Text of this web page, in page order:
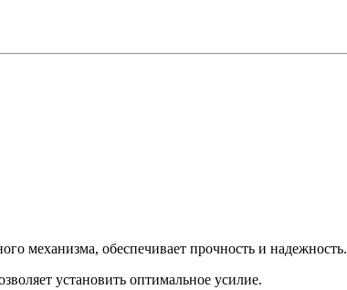
механизма, обеспечивает прочность и надежность.
установить оптимальное усилие.